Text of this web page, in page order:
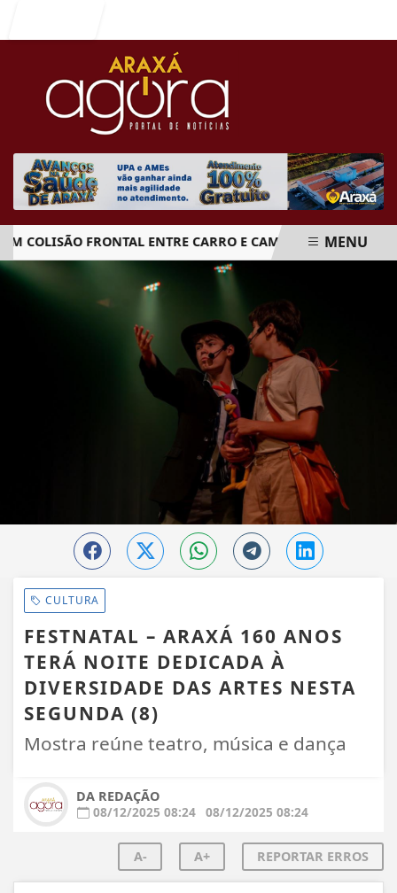
FRONTAL ENTRE CARRO E CAMINHÃO NA BR-262
MENU
CULTURA
FESTNATAL – ARAXÁ 160 ANOS
TERÁ NOITE DEDICADA À
DIVERSIDADE DAS ARTES NESTA
SEGUNDA (8)
Mostra reúne teatro, música e dança
DA REDAÇÃO
08/12/2025 08:24 08/12/2025 08:24
A- A+ REPORTAR ERROS